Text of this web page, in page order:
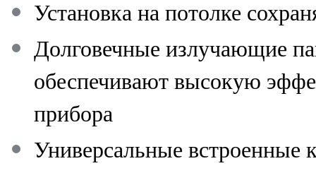
Установка на потолке
Долговечные излучающие
обеспечивают высокую
прибора
Универсальные встроенные